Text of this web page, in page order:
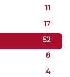
17
52
8
4